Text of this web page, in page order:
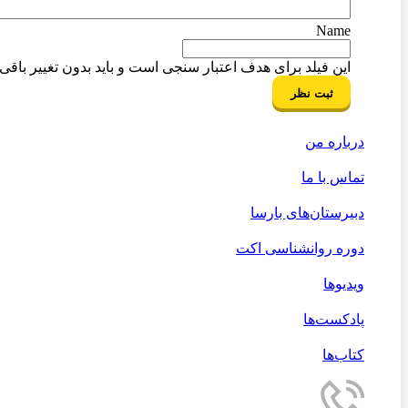
Name
این فیلد برای هدف اعتبار سنجی است و باید بدون تغییر باقی
درباره من
تماس با ما
دبیرستان‌های بارسا
دوره روانشناسی اکت
ویدیوها
پادکست‌ها
کتاب‌ها